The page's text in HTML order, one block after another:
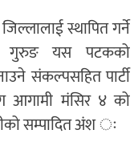
स्थापित गर्ने
गुरुङ यस पटकको
संकल्पसहित पार्टी
आगामी मंसिर ४ को
सम्पादित अंश ः